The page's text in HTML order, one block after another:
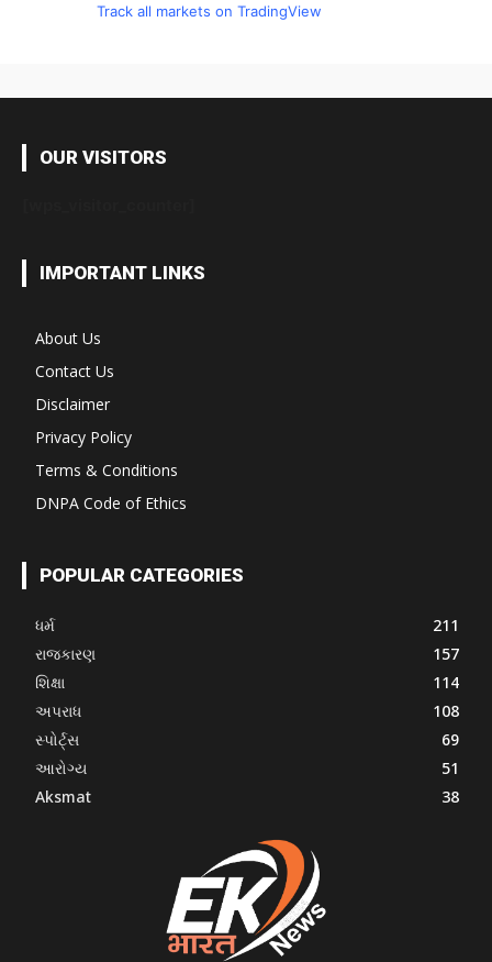
Track all markets on TradingView
OUR VISITORS
IMPORTANT LINKS
About Us
Contact Us
Disclaimer
Privacy Policy
Terms & Conditions
DNPA Code of Ethics
POPULAR CATEGORIES
ધર્મ
211
રાજકારણ
157
શિક્ષા
114
અપરાધ
108
સ્પોર્ટ્સ
69
આરોગ્ય
51
Aksmat
38